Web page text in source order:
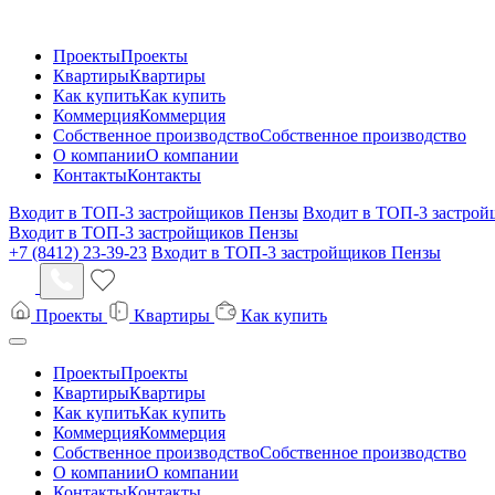
ПроектыПроекты
КвартирыКвартиры
Как купитьКак купить
КоммерцияКоммерция
Собственное производствоСобственное производство
О компанииО компании
КонтактыКонтакты
Входит в ТОП-3 застройщиков Пензы Входит в ТОП-3
Входит в ТОП-3 застройщиков Пензы
+7 (8412) 23-39-23 Входит в ТОП-3 застройщиков Пензы
Проекты Квартиры Как купить
ПроектыПроекты
КвартирыКвартиры
Как купитьКак купить
КоммерцияКоммерция
Собственное производствоСобственное производство
О компанииО компании